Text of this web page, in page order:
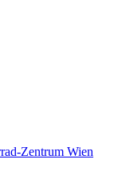
Zentrum Wien